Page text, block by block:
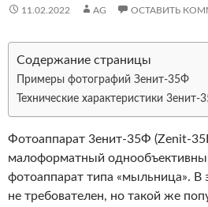
11.02.2022 AG ОСТАВИТЬ
Содержание страницы
Примеры фотографий Зенит-35Ф
Технические характеристики 3енит-
Фотоаппарат 3енит-35Ф (Zenit-
малоформатный
фотоаппарат типа «мыльница». В
не требователен, но такой же